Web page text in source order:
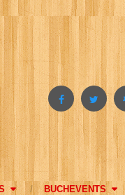
BUCHEVENTS